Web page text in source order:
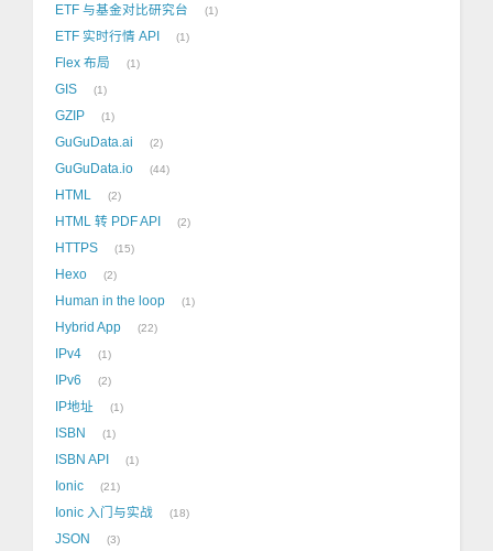
ETF 与基金对比研究台 1
ETF 实时行情 API 1
Flex 布局 1
GIS 1
GZIP 1
GuGuData.ai 2
GuGuData.io 44
HTML 2
HTML 转 PDF API 2
HTTPS 15
Hexo 2
Human in the loop 1
Hybrid App 22
IPv4 1
IPv6 2
IP地址 1
ISBN 1
ISBN API 1
Ionic 21
Ionic 入门与实战 18
JSON 3